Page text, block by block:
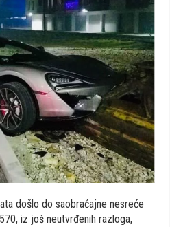
došlo do saobraćajne nesreće
iz još neutvrđenih razloga,